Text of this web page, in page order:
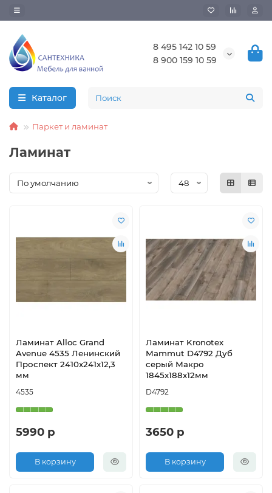
8 495 142 10 59
8 900 159 10 59
Каталог
Паркет и ламинат
Ламинат
Ламинат Alloc Grand
Avenue 4535 Ленинский
Проспект 2410х241х12,3
мм
4535
5990 р
В корзину
Ламинат Kronotex
Mammut D4792 Дуб
серый Макро
1845х188х12мм
D4792
3650 р
В корзину